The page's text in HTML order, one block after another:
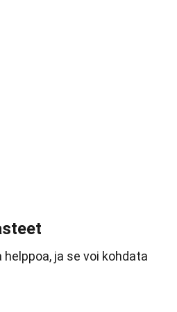
ja se voi kohdata